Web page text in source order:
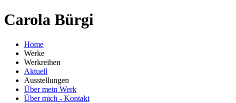
Carola Bürgi
Home
Werke
Werkreihen
Aktuell
Ausstellungen
Über mein Werk
Über mich - Kontakt